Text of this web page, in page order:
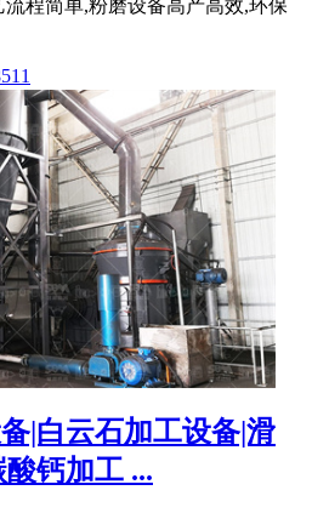
程简单,粉磨设备高产高效,环保
|白云石加工设备|滑
钙加工 ...